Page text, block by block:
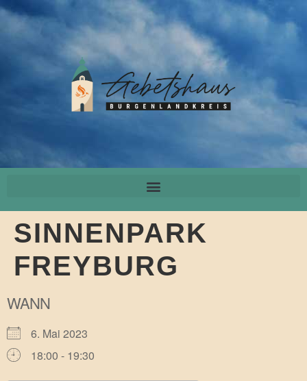
SINNENPARK
FREYBURG
WANN
6. Mai 2023
18:00 - 19:30